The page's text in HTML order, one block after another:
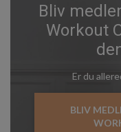
Bliv
Workout
Er du
BLIV